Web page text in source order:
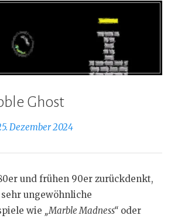
Ghost
Dezember 2024
und frühen 90er zurückdenkt,
ungewöhnliche
wie „Marble Madness“ oder